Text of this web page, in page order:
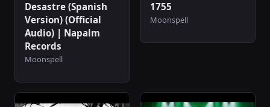
Desastre (Spanish
Version) (Official
Audio) | Napalm
Records
Moonspell
1755
Moonspell